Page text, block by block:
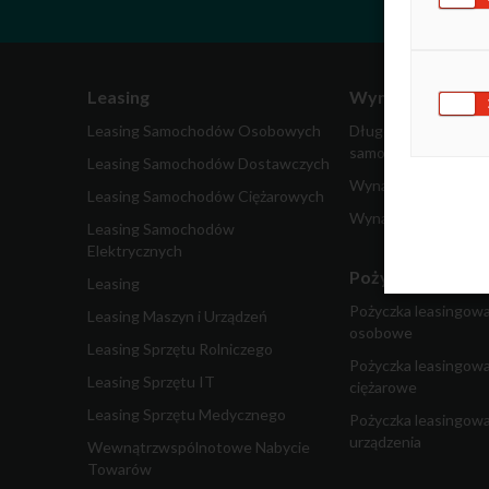
Leasing
Leasing Samochodów Osobowych
Leasing Samochodów Dostawczych
Leasing Samochodów Ciężarowych
Leasing Samochodów
Elektrycznych
Leasing
Leasing Maszyn i Urządzeń
Leasing Sprzętu Rolniczego
Leasing Sprzętu IT
Leasing Sprzętu Medycznego
Wewnątrzwspólnotowe Nabycie
Towarów
Wynajem
Długoterminowy
samochodów
Wynajem
Wynajem pojazdów
Pożyczka dla firm
Pożyczka
osobowe
Pożyczka
ciężarowe
Pożyczka
urządzenia